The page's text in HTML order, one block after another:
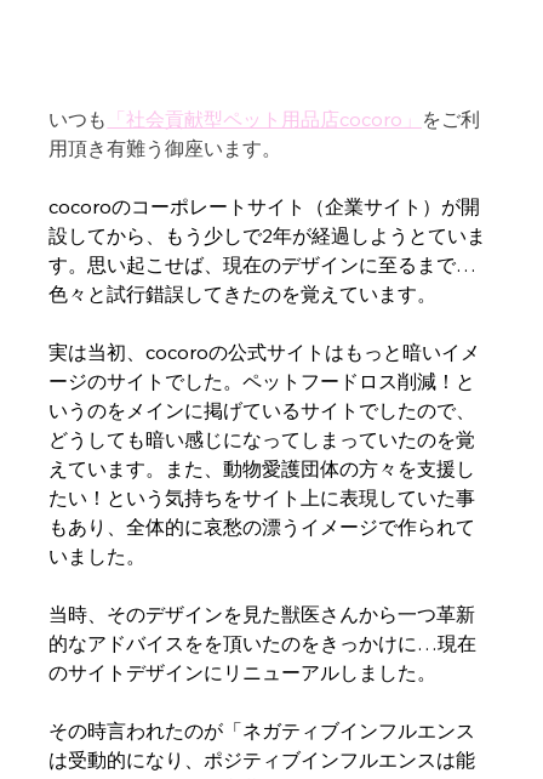
いつも 「社会貢献型ペット用品店cocoro」 をご利
用頂き有難う御座います。
cocoroのコーポレートサイト（企業サイト）が開
設してから、もう少しで2年が経過しようとていま
す。思い起こせば、現在のデザインに至るまで…
色々と試行錯誤してきたのを覚えています。
実は当初、cocoroの公式サイトはもっと暗いイメ
ージのサイトでした。ペットフードロス削減！と
いうのをメインに掲げているサイトでしたので、
どうしても暗い感じになってしまっていたのを覚
えています。また、動物愛護団体の方々を支援し
たい！という気持ちをサイト上に表現していた事
もあり、全体的に哀愁の漂うイメージで作られて
いました。
当時、そのデザインを見た獣医さんから一つ革新
的なアドバイスをを頂いたのをきっかけに…現在
のサイトデザインにリニューアルしました。
その時言われたのが「ネガティブインフルエンス
は受動的になり、ポジティブインフルエンスは能